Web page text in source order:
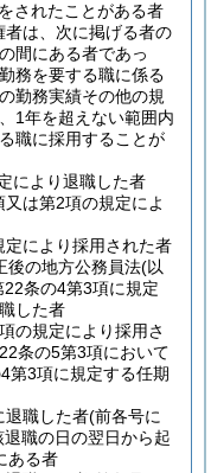
をされたことがある者
は、次に掲げる者の
間にある者であっ
務を要する職に係る
勤務実績その他の規
1年を超えない範囲内
職に採用することが
により退職した者
は第2項の規定によ
により採用された者
後の地方公務員法(以
22条の4第3項に規定
した者
の規定により採用さ
条の5第3項において
第3項に規定する任期
退職した者(前各号に
職の日の翌日から起
ある者